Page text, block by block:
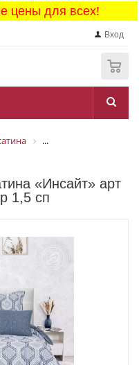
цены для всех!
Вход
...
«Инсайт» арт
1,5 сп